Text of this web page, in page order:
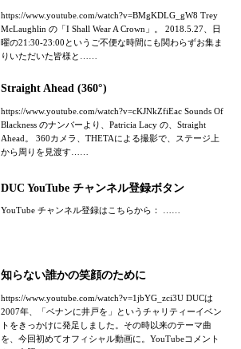
https://www.youtube.com/watch?v=BMgKDLG_gW8 Trey
McLaughlin の「I Shall Wear A Crown」。 2018.5.27、日
曜の21:30-23:00というご不便な時間にも関わらずお集ま
りいただいた皆様と……
Straight Ahead (360°)
https://www.youtube.com/watch?v=cKJNkZfiEac Sounds Of
Blackness のナンバーより、Patricia Lacy の、Straight
Ahead。 360カメラ、THETAによる撮影で、ステージ上
から周りを見渡す……
DUC YouTube チャンネル登録ボタン
YouTube チャンネル登録はこちらから： ……
知らない誰かの笑顔のために
https://www.youtube.com/watch?v=1jbYG_zci3U DUCは
2007年、「ベナンに井戸を」というチャリティーイベン
トをきっかけに発足しました。その時以来のテーマ曲
を、今回初めてオフィシャル動画に。YouTubeコメント